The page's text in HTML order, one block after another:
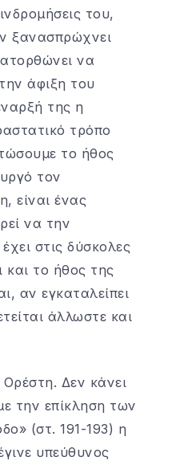
του,
ξανασπρώχνει
να
άφιξη του
της η
τρόπο
το ήθος
τον
είναι ένας
να την
στις δύσκολες
και το ήθος της
αν εγκαταλείπει
άλλωστε και
Δεν κάνει
την επίκληση των
(στ. 191-193) η
υπεύθυνος